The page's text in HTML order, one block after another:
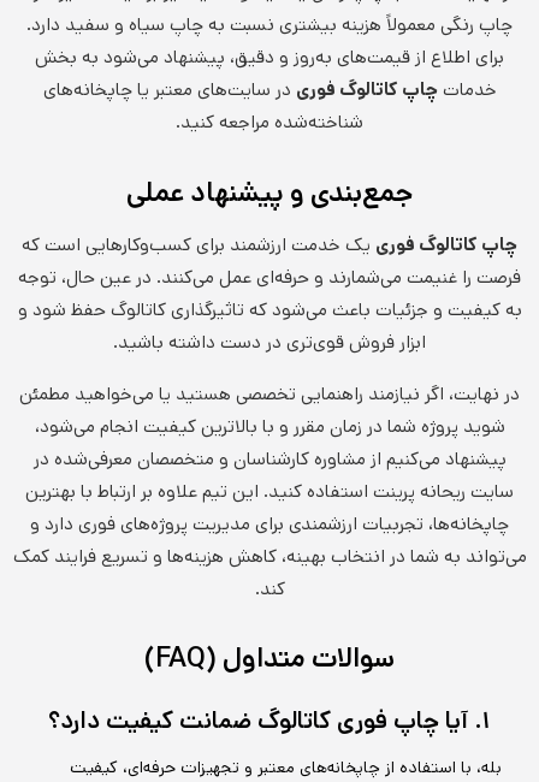
چاپ رنگی معمولاً هزینه بیشتری نسبت به چاپ سیاه و سفید دارد.
برای اطلاع از قیمت‌های به‌روز و دقیق، پیشنهاد می‌شود به بخش
خدماتچاپ کاتالوگ فوری در سایت‌های معتبر یا چاپخانه‌های
شناخته‌شده مراجعه کنید.
جمع‌بندی و پیشنهاد عملی
چاپ کاتالوگ فوری یک خدمت ارزشمند برای کسب‌وکارهایی است که
فرصت را غنیمت می‌شمارند و حرفه‌ای عمل می‌کنند. در عین حال، توجه
به کیفیت و جزئیات باعث می‌شود که تاثیرگذاری کاتالوگ حفظ شود و
ابزار فروش قوی‌تری در دست داشته باشید.
در نهایت، اگر نیازمند راهنمایی تخصصی هستید یا می‌خواهید مطمئن
شوید پروژه شما در زمان مقرر و با بالاترین کیفیت انجام می‌شود،
پیشنهاد می‌کنیم از مشاوره کارشناسان و متخصصان معرفی‌شده در
سایت ریحانه پرینت استفاده کنید. این تیم علاوه بر ارتباط با بهترین
چاپخانه‌ها، تجربیات ارزشمندی برای مدیریت پروژه‌های فوری دارد و
می‌تواند به شما در انتخاب بهینه، کاهش هزینه‌ها و تسریع فرایند کمک
کند.
سوالات متداول (FAQ)
۱. آیا چاپ فوری کاتالوگ ضمانت کیفیت دارد؟
بله، با استفاده از چاپخانه‌های معتبر و تجهیزات حرفه‌ای، کیفیت